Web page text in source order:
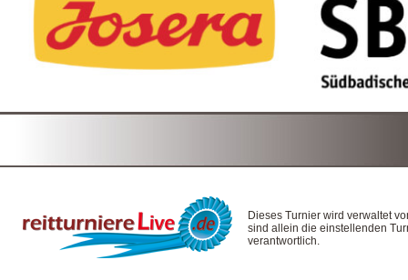
Dieses Turnier wird verwaltet
sind allein die einstellenden
verantwortlich.